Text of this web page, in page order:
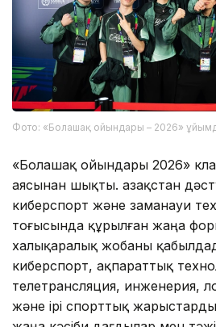
Фото: «Болашақ ойындары – 2026»
«Болашақ ойындары 2026»
аясынан шықты. Қазақстан
киберспорт және заманауи
тоғысында құрылған жаңа
халықаралық жобаны
киберспорт, ақпараттық
телетрансляция, инженерия,
және ірі спорттық